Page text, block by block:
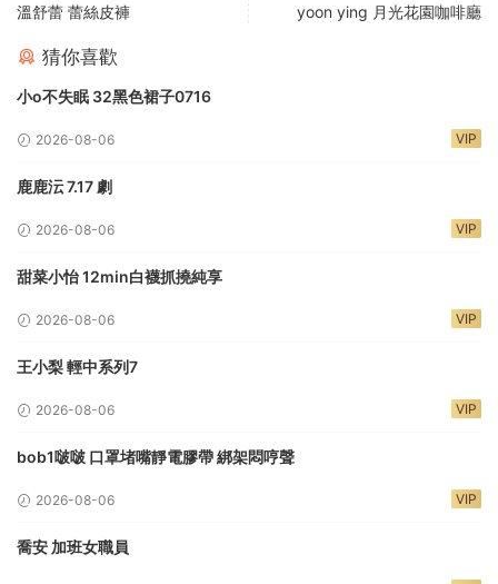
溫舒蕾 蕾絲皮褲 yoon ying 月光花園咖啡廳
猜你喜歡
小o不失眠 32黑色裙子0716
2026-08-06 VIP
鹿鹿沄 7.17 劇
2026-08-06 VIP
甜菜小怡 12min白襪抓撓純享
2026-08-06 VIP
王小梨 輕中系列7
2026-08-06 VIP
bob1啵啵 口罩堵嘴靜電膠帶 綁架悶哼聲
2026-08-06 VIP
喬安 加班女職員